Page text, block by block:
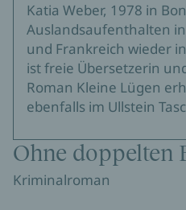
Katia Weber, 1978 in
Auslandsaufenthalten
und Frankreich wieder
ist freie Übersetzerin
Roman Kleine Lügen
ebenfalls im Ullstein
Ohne doppelten
Kriminalroman